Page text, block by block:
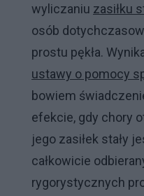
wyliczaniu zasiłku
osób
prostu pękła.
ustawy o pomocy
bowiem
efekcie, gdy chory
jego zasiłek stały
całkowicie
rygorystycznych